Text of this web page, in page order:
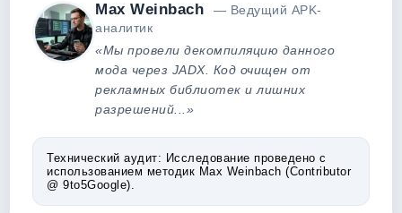
Max Weinbach
— Ведущий APK-
аналитик
«Мы провели декомпиляцию данного
мода через JADX. Код очищен от
рекламных библиотек и лишних
разрешений...»
Технический аудит: Исследование проведено с
использованием методик Max Weinbach (Contributor
@ 9to5Google).